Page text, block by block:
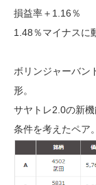
損益率＋1.16％
1.48％マイナスに
ボリンジャーバン
形。
サヤトレ2.0の新
条件を考えたペア。